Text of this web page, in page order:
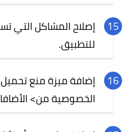
إصلاح المشاكل التي
للتطبيق.
إضافة ميزة منع
الخصوصية من>